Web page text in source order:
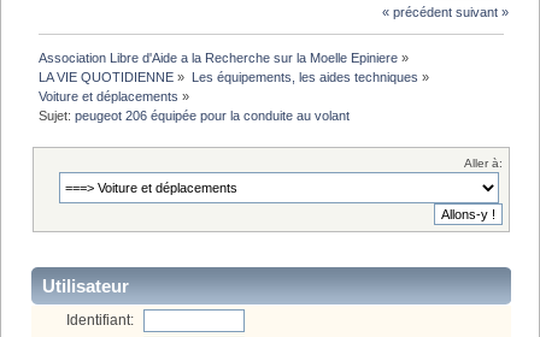
« précédent suivant »
Association Libre d'Aide a la Recherche sur la Moelle Epiniere »
LA VIE QUOTIDIENNE » Les équipements, les aides techniques »
Voiture et déplacements »
Sujet:peugeot 206 équipée pour la conduite au volant
Aller à:
Utilisateur
Identifiant: